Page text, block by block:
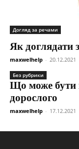
Догляд за речами
Як доглядати
maxwelhelp - 20.12.2021
Без рубрики
Що може бути
дорослого
maxwelhelp - 17.12.2021